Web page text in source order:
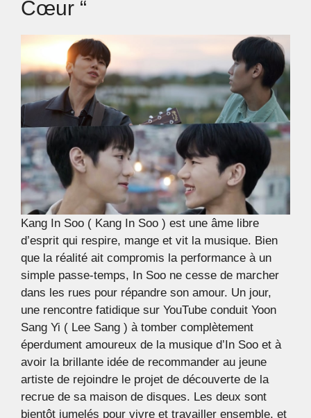
Cœur “
Kang In Soo ( Kang In Soo ) est une âme libre
d’esprit qui respire, mange et vit la musique. Bien
que la réalité ait compromis la performance à un
simple passe-temps, In Soo ne cesse de marcher
dans les rues pour répandre son amour. Un jour,
une rencontre fatidique sur YouTube conduit Yoon
Sang Yi ( Lee Sang ) à tomber complètement
éperdument amoureux de la musique d’In Soo et à
avoir la brillante idée de recommander au jeune
artiste de rejoindre le projet de découverte de la
recrue de sa maison de disques. Les deux sont
bientôt jumelés pour vivre et travailler ensemble, et